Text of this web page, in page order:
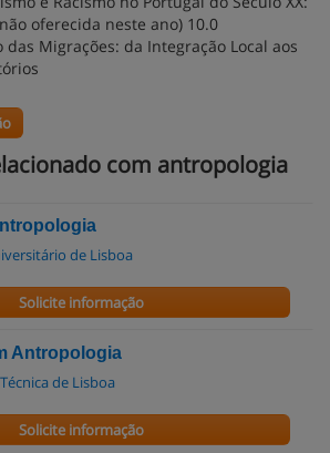
oferecida neste ano) 10.0
das Migrações: da Integração Local aos
com antropologia
de Lisboa
Solicite informação
Antropologia
de Lisboa
Solicite informação